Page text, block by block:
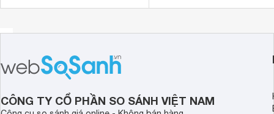
CÔNG TY CỔ PHẦN SO SÁNH VIỆT NAM